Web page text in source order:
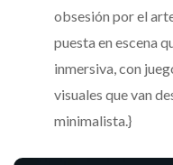
obsesión por el
puesta en escena
inmersiva, con
visuales que van
minimalista.}